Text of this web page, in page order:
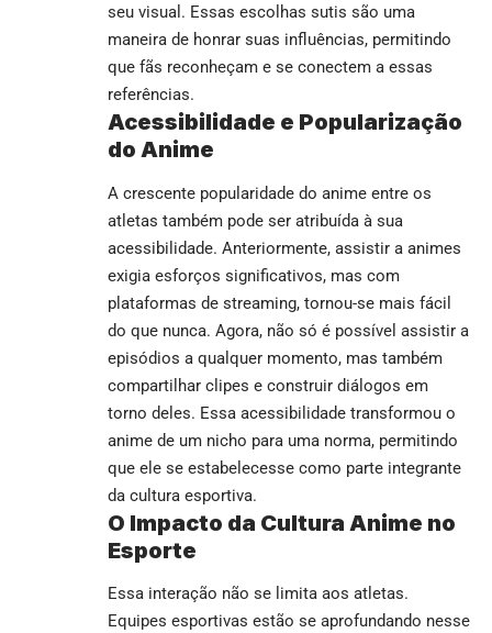
seu visual. Essas escolhas sutis são uma
maneira de honrar suas influências, permitindo
que fãs reconheçam e se conectem a essas
referências.
Acessibilidade e Popularização
do Anime
A crescente popularidade do anime entre os
atletas também pode ser atribuída à sua
acessibilidade. Anteriormente, assistir a animes
exigia esforços significativos, mas com
plataformas de streaming, tornou-se mais fácil
do que nunca. Agora, não só é possível assistir a
episódios a qualquer momento, mas também
compartilhar clipes e construir diálogos em
torno deles. Essa acessibilidade transformou o
anime de um nicho para uma norma, permitindo
que ele se estabelecesse como parte integrante
da cultura esportiva.
O Impacto da Cultura Anime no
Esporte
Essa interação não se limita aos atletas.
Equipes esportivas estão se aprofundando nesse